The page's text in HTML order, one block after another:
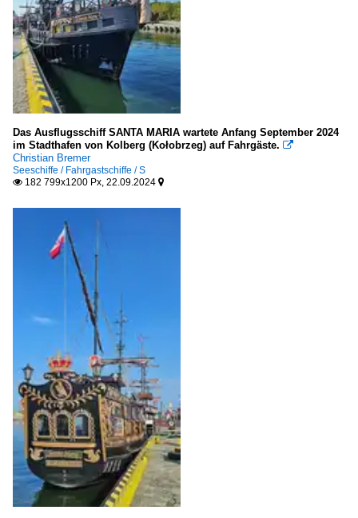
Vereinigtes Königreich
MBNA Thames Clippers, London
Das Ausflugsschiff SANTA MARIA wartete Anfang September 2024
im Stadthafen von Kolberg (Kołobrzeg) auf Fahrgäste. 
Christian Bremer
Seeschiffe / Fahrgastschiffe / S
 182 799x1200 Px, 22.09.2024 